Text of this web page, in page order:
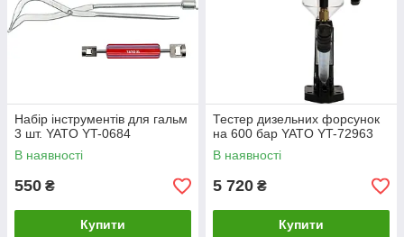
Набір інструментів для гальм
3 шт. YATO YT-0684
В наявності
550 ₴
Купити
Тестер дизельних форсунок
на 600 бар YATO YT-72963
В наявності
5 720 ₴
Купити